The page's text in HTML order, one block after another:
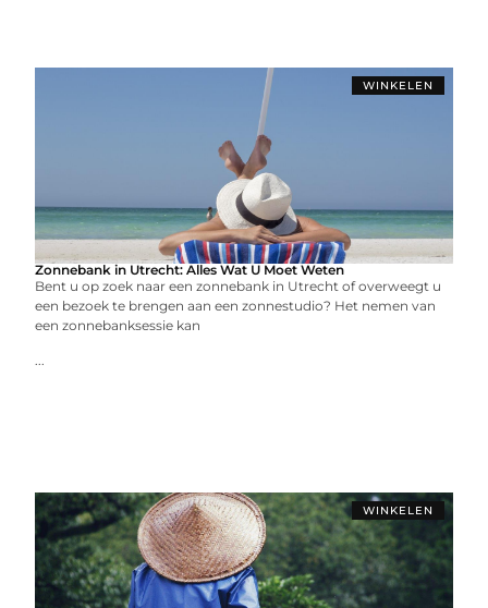
WINKELEN
Zonnebank in Utrecht: Alles Wat U Moet Weten
Bent u op zoek naar een zonnebank in Utrecht of overweegt u
een bezoek te brengen aan een zonnestudio? Het nemen van
een zonnebanksessie kan
...
WINKELEN